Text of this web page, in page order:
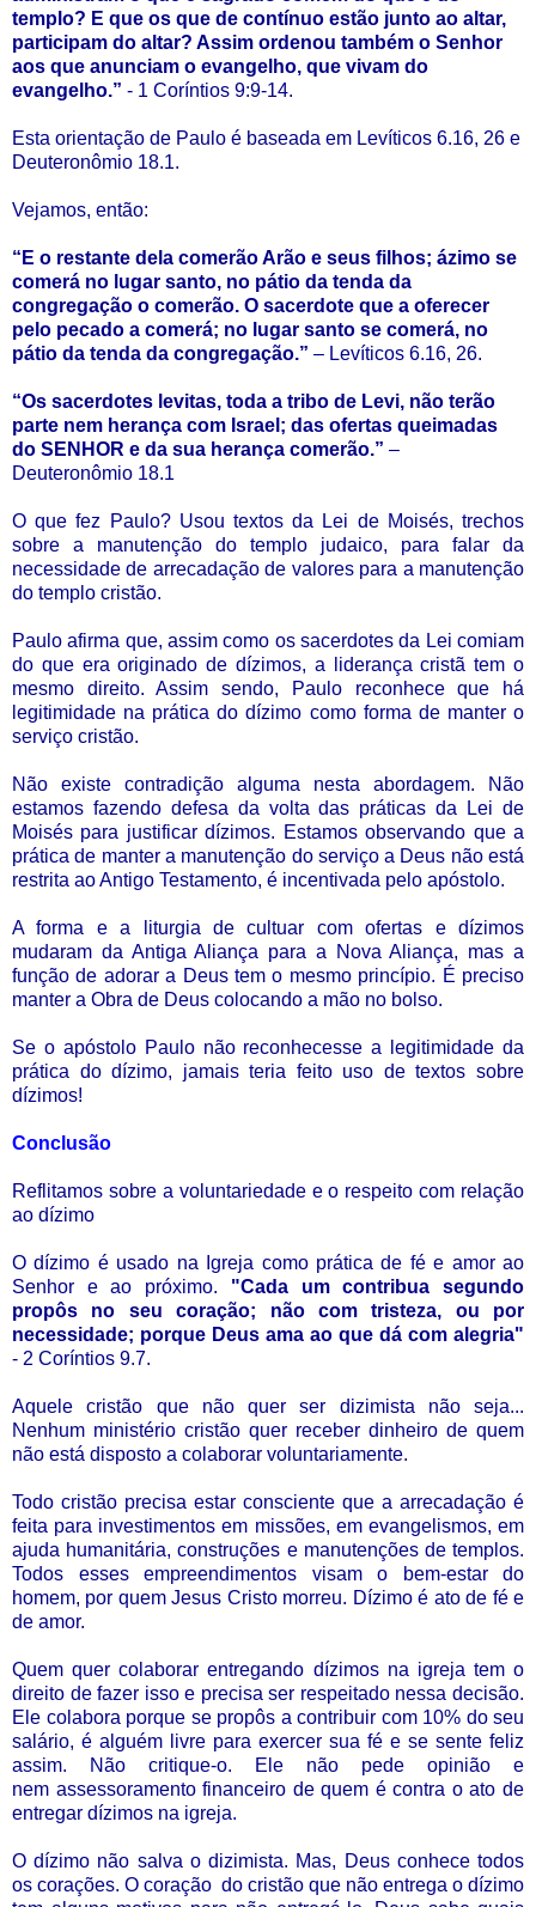
templo? E que os que de contínuo estão junto ao altar,
participam do altar? Assim ordenou também o Senhor
aos que anunciam o evangelho, que vivam do
evangelho.” - 1 Coríntios 9:9-14.
Esta orientação de Paulo é baseada em Levíticos 6.16, 26 e
Deuteronômio 18.1.
Vejamos, então:
“E o restante dela comerão Arão e seus filhos; ázimo se
comerá no lugar santo, no pátio da tenda da
congregação o comerão. O sacerdote que a oferecer
pelo pecado a comerá; no lugar santo se comerá, no
pátio da tenda da congregação.” – Levíticos 6.16, 26.
“Os sacerdotes levitas, toda a tribo de Levi, não terão
parte nem herança com Israel; das ofertas queimadas
do SENHOR e da sua herança comerão.” –
Deuteronômio 18.1
O que fez Paulo? Usou textos da Lei de Moisés, trechos
sobre a manutenção do templo judaico, para falar da
necessidade de arrecadação de valores para a manutenção
do templo cristão.
Paulo afirma que, assim como os sacerdotes da Lei comiam
do que era originado de dízimos, a liderança cristã tem o
mesmo direito. Assim sendo, Paulo reconhece que há
legitimidade na prática do dízimo como forma de manter o
serviço cristão.
Não existe contradição alguma nesta abordagem. Não
estamos fazendo defesa da volta das práticas da Lei de
Moisés para justificar dízimos. Estamos observando que a
prática de manter a manutenção do serviço a Deus não está
restrita ao Antigo Testamento, é incentivada pelo apóstolo.
A forma e a liturgia de cultuar com ofertas e dízimos
mudaram da Antiga Aliança para a Nova Aliança, mas a
função de adorar a Deus tem o mesmo princípio. É preciso
manter a Obra de Deus colocando a mão no bolso.
Se o apóstolo Paulo não reconhecesse a legitimidade da
prática do dízimo, jamais teria feito uso de textos sobre
dízimos!
Conclusão
Reflitamos sobre a voluntariedade e o respeito com relação
ao dízimo
O dízimo é usado na Igreja como prática de fé e amor ao
Senhor e ao próximo. "Cada um contribua segundo
propôs no seu coração; não com tristeza, ou por
necessidade; porque Deus ama ao que dá com alegria"
- 2 Coríntios 9.7.
Aquele cristão que não quer ser dizimista não seja...
Nenhum ministério cristão quer receber dinheiro de quem
não está disposto a colaborar voluntariamente.
Todo cristão precisa estar consciente que a arrecadação é
feita para investimentos em missões, em evangelismos, em
ajuda humanitária, construções e manutenções de templos.
Todos esses empreendimentos visam o bem-estar do
homem, por quem Jesus Cristo morreu. Dízimo é ato de fé e
de amor.
Quem quer colaborar entregando dízimos na igreja tem o
direito de fazer isso e precisa ser respeitado nessa decisão.
Ele colabora porque se propôs a contribuir com 10% do seu
salário, é alguém livre para exercer sua fé e se sente feliz
assim. Não critique-o. Ele não pede opinião e
nem assessoramento financeiro de quem é contra o ato de
entregar dízimos na igreja.
O dízimo não salva o dizimista. Mas, Deus conhece todos
os corações. O coração do cristão que não entrega o dízimo